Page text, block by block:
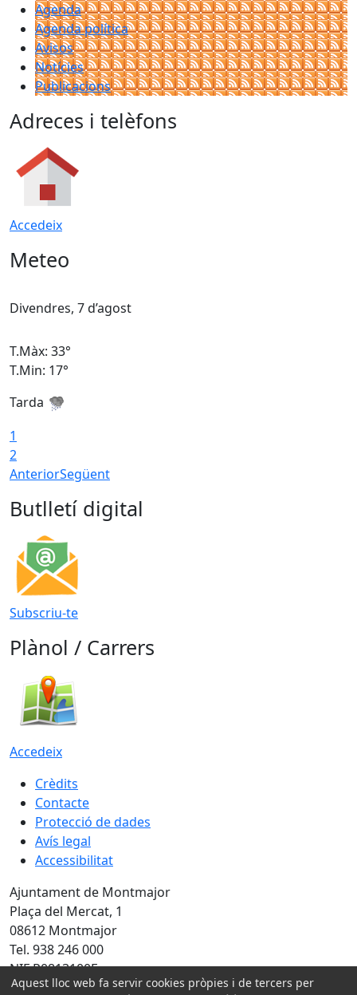
Agenda
Agenda política
Avisos
Notícies
Publicacions
Adreces i telèfons
Accedeix
Meteo
Divendres, 7 d’agost
T.Màx: 33°
T.Min: 17°
Tarda
1
2
AnteriorSegüent
Butlletí digital
Subscriu-te
Plànol / Carrers
Accedeix
Crèdits
Contacte
Protecció de dades
Avís legal
Accessibilitat
Ajuntament de Montmajor
Plaça del Mercat, 1
08612 Montmajor
Tel. 938 246 000
NIF P0813100E
Aquest lloc web fa servir cookies pròpies i de tercers per